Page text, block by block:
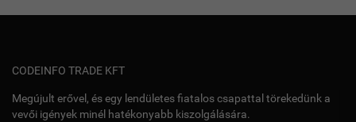
CODEINFO TRADE KFT
Megújult erővel, és egy lendületes fiatalos csapattal törekedünk a
vevői igények minél hatékonyabb kiszolgálására.